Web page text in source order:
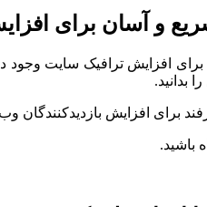
و آسان برای
برای افزایش ترافیک سایت وجود
بدانید.
برای افزایش بازدیدکنندگان
باشید.